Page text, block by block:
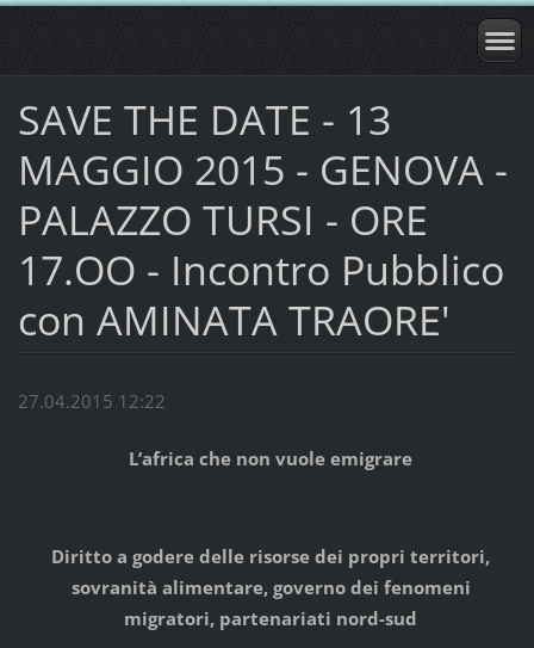
SAVE THE DATE - 13
MAGGIO 2015 - GENOVA -
PALAZZO TURSI - ORE
17.OO - Incontro Pubblico
con AMINATA TRAORE'
27.04.2015 12:22
L’africa che non vuole emigrare
Diritto a godere delle risorse dei propri territori,
sovranità alimentare, governo dei fenomeni
migratori, partenariati nord-sud